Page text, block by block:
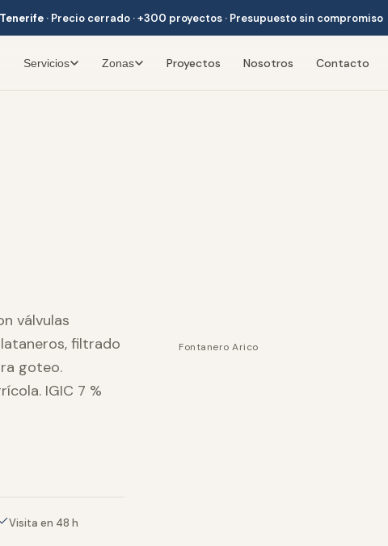
· Precio cerrado · +300 proyectos · Presupuesto sin compromiso
Servicios Zonas Proyectos Nosotros Contacto
válvulas
filtrado
goteo.
IGIC 7 %
Visita en 48 h
Fontanero Arico